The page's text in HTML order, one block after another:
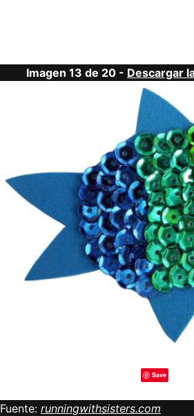
Imagen 13 de 20 - Descargar
Save
Fuente: runningwithsisters.com